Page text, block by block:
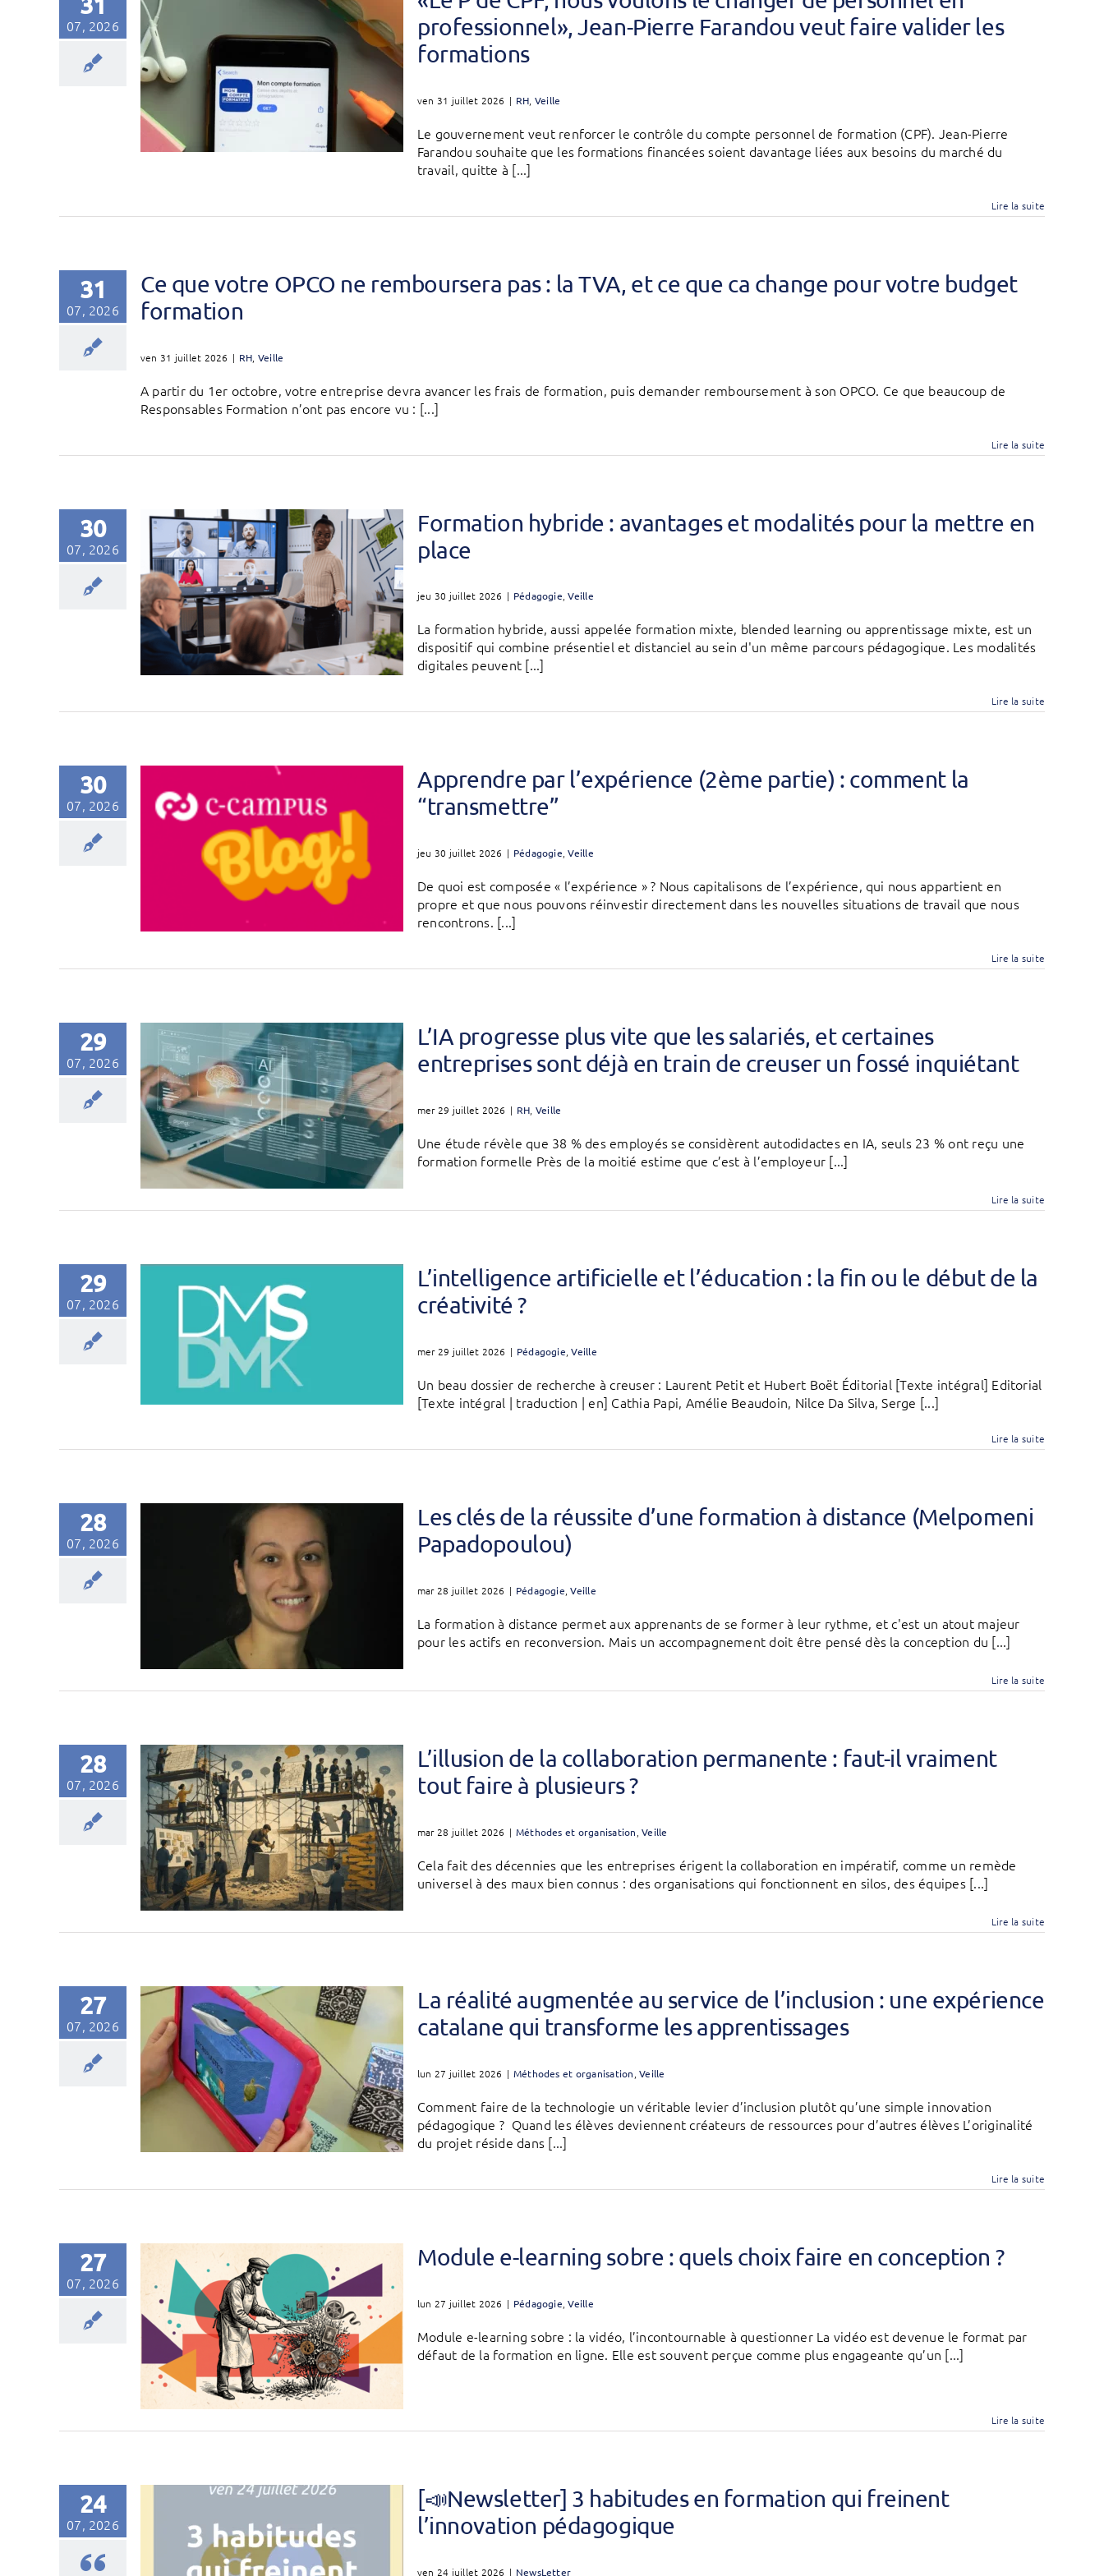
07, 2026
professionnel», Jean-Pierre Farandou veut faire valider les
formations
ven 31 juillet 2026 | RH Veille
Le gouvernement veut renforcer le contrôle du compte personnel de formation (CPF). Jean-Pierre
Farandou souhaite que les formations financées soient davantage liées aux besoins du marché du
travail, quitte à [...]
Lire la suite
31
07, 2026
Ce que votre OPCO ne remboursera pas : la TVA, et ce que ca change pour votre budget
formation
ven 31 juillet 2026 | RH Veille
A partir du 1er octobre, votre entreprise devra avancer les frais de formation, puis demander remboursement à son OPCO. Ce que beaucoup de
Responsables Formation n’ont pas encore vu : [...]
Lire la suite
30
07, 2026
Formation hybride : avantages et modalités pour la mettre en
place
jeu 30 juillet 2026 | Pédagogie,Veille
La formation hybride, aussi appelée formation mixte, blended learning ou apprentissage mixte, est un
dispositif qui combine présentiel et distanciel au sein d'un même parcours pédagogique. Les modalités
digitales peuvent [...]
Lire la suite
30
07, 2026
Apprendre par l’expérience (2ème partie) : comment la
“transmettre”
jeu 30 juillet 2026 | Pédagogie ,Veille
De quoi est composée « l’expérience » ? Nous capitalisons de l’expérience, qui nous appartient en
propre et que nous pouvons réinvestir directement dans les nouvelles situations de travail que nous
rencontrons. [...]
Lire la suite
29
07, 2026
L’IA progresse plus vite que les salariés, et certaines
entreprises sont déjà en train de creuser un fossé inquiétant
mer 29 juillet 2026 | RH Veille
Une étude révèle que 38 % des employés se considèrent autodidactes en IA, seuls 23 % ont reçu une
formation formelle Près de la moitié estime que c’est à l’employeur [...]
Lire la suite
29
07, 2026
L’intelligence artificielle et l’éducation : la fin ou le début de la
créativité ?
mer 29 juillet 2026 | Pédagogie ,Veille
Un beau dossier de recherche à creuser : Laurent Petit et Hubert Boët Éditorial [Texte intégral] Editorial
[Texte intégral | traduction | en] Cathia Papi, Amélie Beaudoin, Nilce Da Silva, Serge [...]
Lire la suite
28
07, 2026
Les clés de la réussite d’une formation à distance (Melpomeni
Papadopoulou)
mar 28 juillet 2026 | Pédagogie ,Veille
La formation à distance permet aux apprenants de se former à leur rythme, et c'est un atout majeur
pour les actifs en reconversion. Mais un accompagnement doit être pensé dès la conception du [...]
Lire la suite
28
07, 2026
L’illusion de la collaboration permanente : faut-il vraiment
tout faire à plusieurs ?
mar 28 juillet 2026 | Méthodes et organisation ,Veille
Cela fait des décennies que les entreprises érigent la collaboration en impératif, comme un remède
universel à des maux bien connus : des organisations qui fonctionnent en silos, des équipes [...]
Lire la suite
27
07, 2026
La réalité augmentée au service de l’inclusion : une expérience
catalane qui transforme les apprentissages
lun 27 juillet 2026 | Méthodes et organisation ,Veille
Comment faire de la technologie un véritable levier d’inclusion plutôt qu’une simple innovation
pédagogique ? Quand les élèves deviennent créateurs de ressources pour d’autres élèves L’originalité
du projet réside dans [...]
Lire la suite
27
07, 2026
Module e-learning sobre : quels choix faire en conception ?
lun 27 juillet 2026 | Pédagogie ,Veille
Module e-learning sobre : la vidéo, l’incontournable à questionner La vidéo est devenue le format par
défaut de la formation en ligne. Elle est souvent perçue comme plus engageante qu’un [...]
Lire la suite
24
07, 2026
[📣Newsletter] 3 habitudes en formation qui freinent
l’innovation pédagogique
ven 24 juillet 2026 | NewsLetter